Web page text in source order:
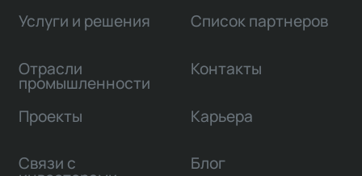
Услуги и решения
Отрасли
промышленности
Проекты
Связи с
Список партнеров
Контакты
Карьера
Блог